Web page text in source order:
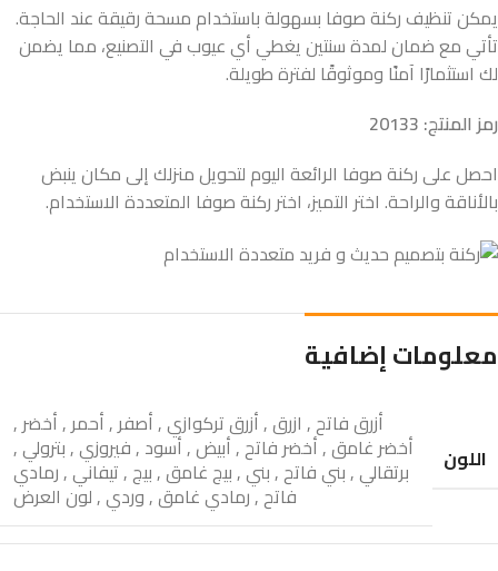
يمكن تنظيف ركنة صوفا بسهولة باستخدام مسحة رقيقة عند الحاجة.
تأتي مع ضمان لمدة سنتين يغطي أي عيوب في التصنيع، مما يضمن
لك استثمارًا آمنًا وموثوقًا لفترة طويلة.
رمز المنتج: 20133
احصل على ركنة صوفا الرائعة اليوم لتحويل منزلك إلى مكان ينبض
بالأناقة والراحة. اختر التميز، اختر ركنة صوفا المتعددة الاستخدام.
معلومات إضافية
اللون
أزرق فاتح , ازرق,أزرق تركوازي,أصفر ,أحمر ,أخضر ,
أخضر غامق,أخضر فاتح ,أبيض,أسود ,فيروزي,بترولي,
برتقالي,بني فاتح ,بني,بيج غامق,بيج ,تيفاني,رمادي
فاتح ,رمادي غامق,وردي,لون العرض